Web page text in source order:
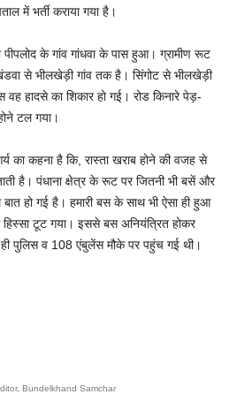
में भर्ती कराया गया है।
के गांव गांधवा के पास हुआ। ग्रामीण रूट
से भीलखेड़ी गांव तक है। सिंगोट से भीलखेड़ी
हादसे का शिकार हो गई। रोड किनारे पेड़-
टल गया।
का कहना है कि, रास्ता खराब होने की वजह से
है। पंधाना क्षेत्र के रूट पर जितनी भी बसें और
हो गई है। हमारी बस के साथ भी ऐसा ही हुआ
टूट गया। इससे बस अनियंत्रित होकर
पुलिस व 108 एंबुलेंस मौके पर पहुंच गई थी।
Bundelkhand Samchar